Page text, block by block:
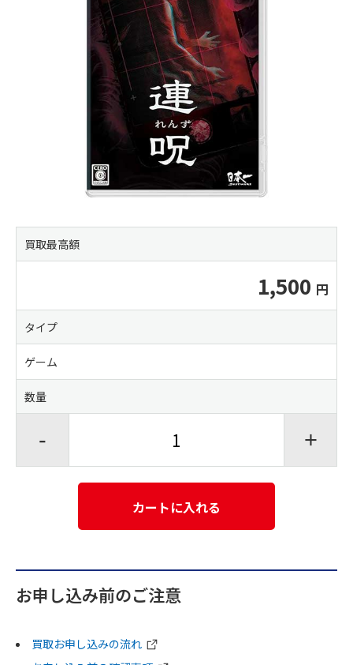
買取最高額
1,500
タイプ
ゲーム
数量
- +
カートに入れる
お申し込み前のご注意
買取お申し込みの流れ